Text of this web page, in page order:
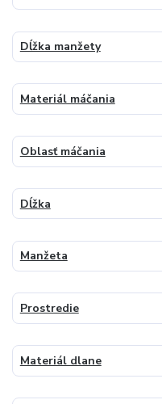
Dĺžka manžety
Materiál máčania
Oblasť máčania
Dĺžka
Manžeta
Prostredie
Materiál dlane